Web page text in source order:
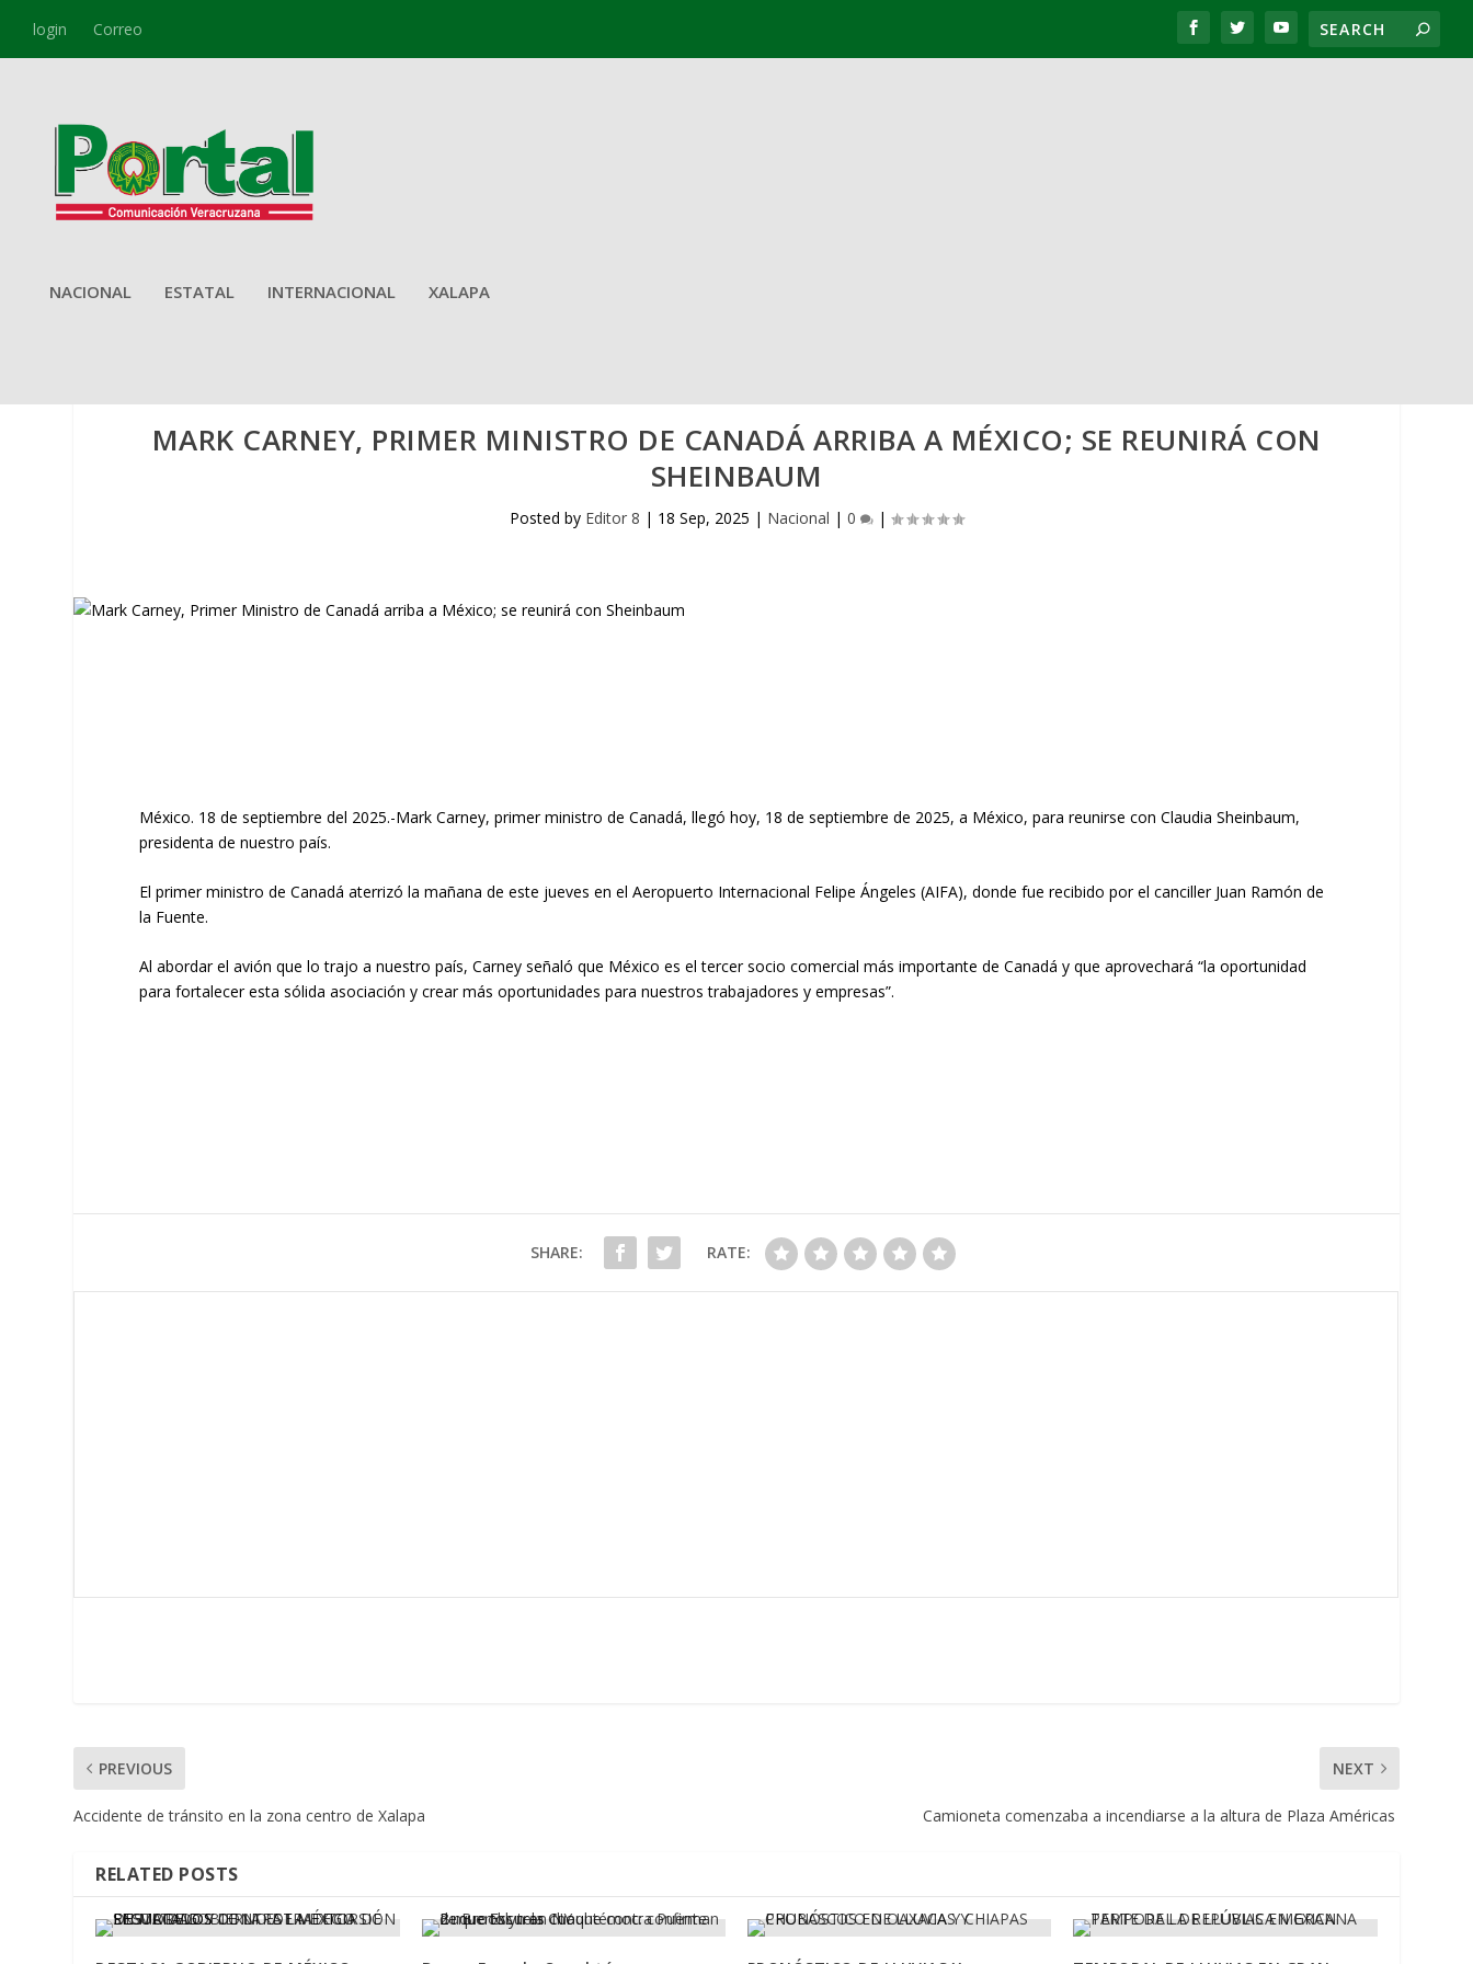
login Correo
NACIONAL ESTATAL INTERNACIONAL XALAPA
MARK CARNEY, PRIMER MINISTRO DE CANADÁ ARRIBA A MÉXICO; SE REUNIRÁ CON
SHEINBAUM
Posted by Editor 8 | 18 Sep, 2025 | Nacional | 0 |
México. 18 de septiembre del 2025.-Mark Carney, primer ministro de Canadá, llegó hoy, 18 de septiembre de 2025, a México, para reunirse con Claudia Sheinbaum,
presidenta de nuestro país.
El primer ministro de Canadá aterrizó la mañana de este jueves en el Aeropuerto Internacional Felipe Ángeles (AIFA), donde fue recibido por el canciller Juan Ramón de
la Fuente.
Al abordar el avión que lo trajo a nuestro país, Carney señaló que México es el tercer socio comercial más importante de Canadá y que aprovechará “la oportunidad
para fortalecer esta sólida asociación y crear más oportunidades para nuestros trabajadores y empresas”.
SHARE: RATE:
PREVIOUS
Accidente de tránsito en la zona centro de Xalapa
NEXT
Camioneta comenzaba a incendiarse a la altura de Plaza Américas
RELATED POSTS